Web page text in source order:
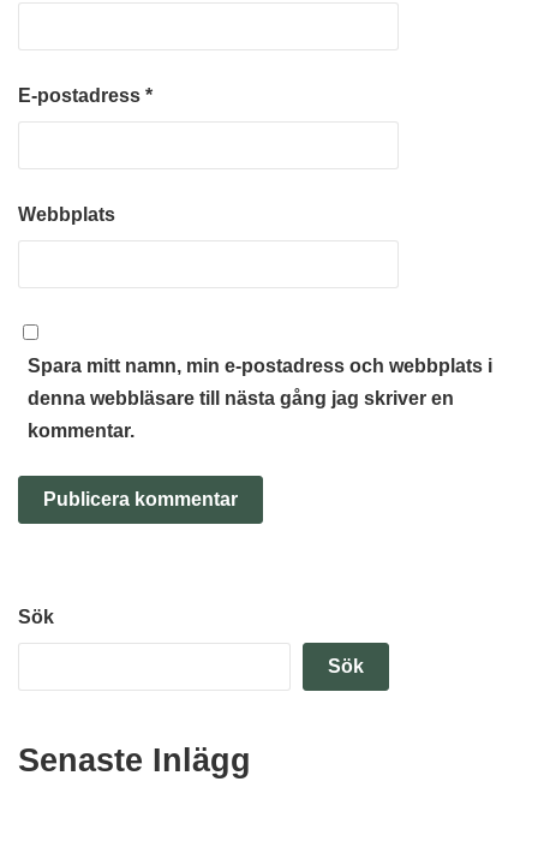
E-postadress *
Webbplats
Spara mitt namn, min e-postadress och webbplats i
denna webbläsare till nästa gång jag skriver en
kommentar.
Sök
Sök
Senaste Inlägg